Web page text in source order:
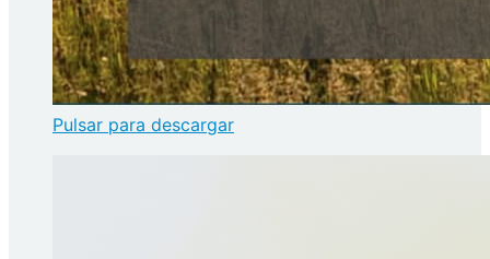
Pulsar para descargar